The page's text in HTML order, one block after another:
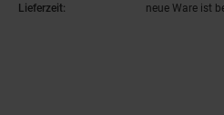
Lieferzeit: neue Ware ist